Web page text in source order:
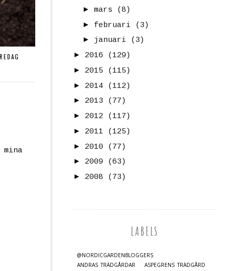
► mars
(8)
► februari
(3)
► januari
(3)
► 2016
(129)
► 2015
(115)
► 2014
(112)
► 2013
(77)
► 2012
(117)
► 2011
(125)
► 2010
(77)
► 2009
(63)
► 2008 (73)
LABELS
@NORDICGARDENBLOGGERS
ANDRAS TRÄDGÅRDAR
ASPEGRENS TRÄDGÅRD